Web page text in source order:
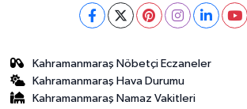
Kahramanmaraş Nöbetçi Eczaneler
Kahramanmaraş Hava Durumu
Kahramanmaraş Namaz Vakitleri